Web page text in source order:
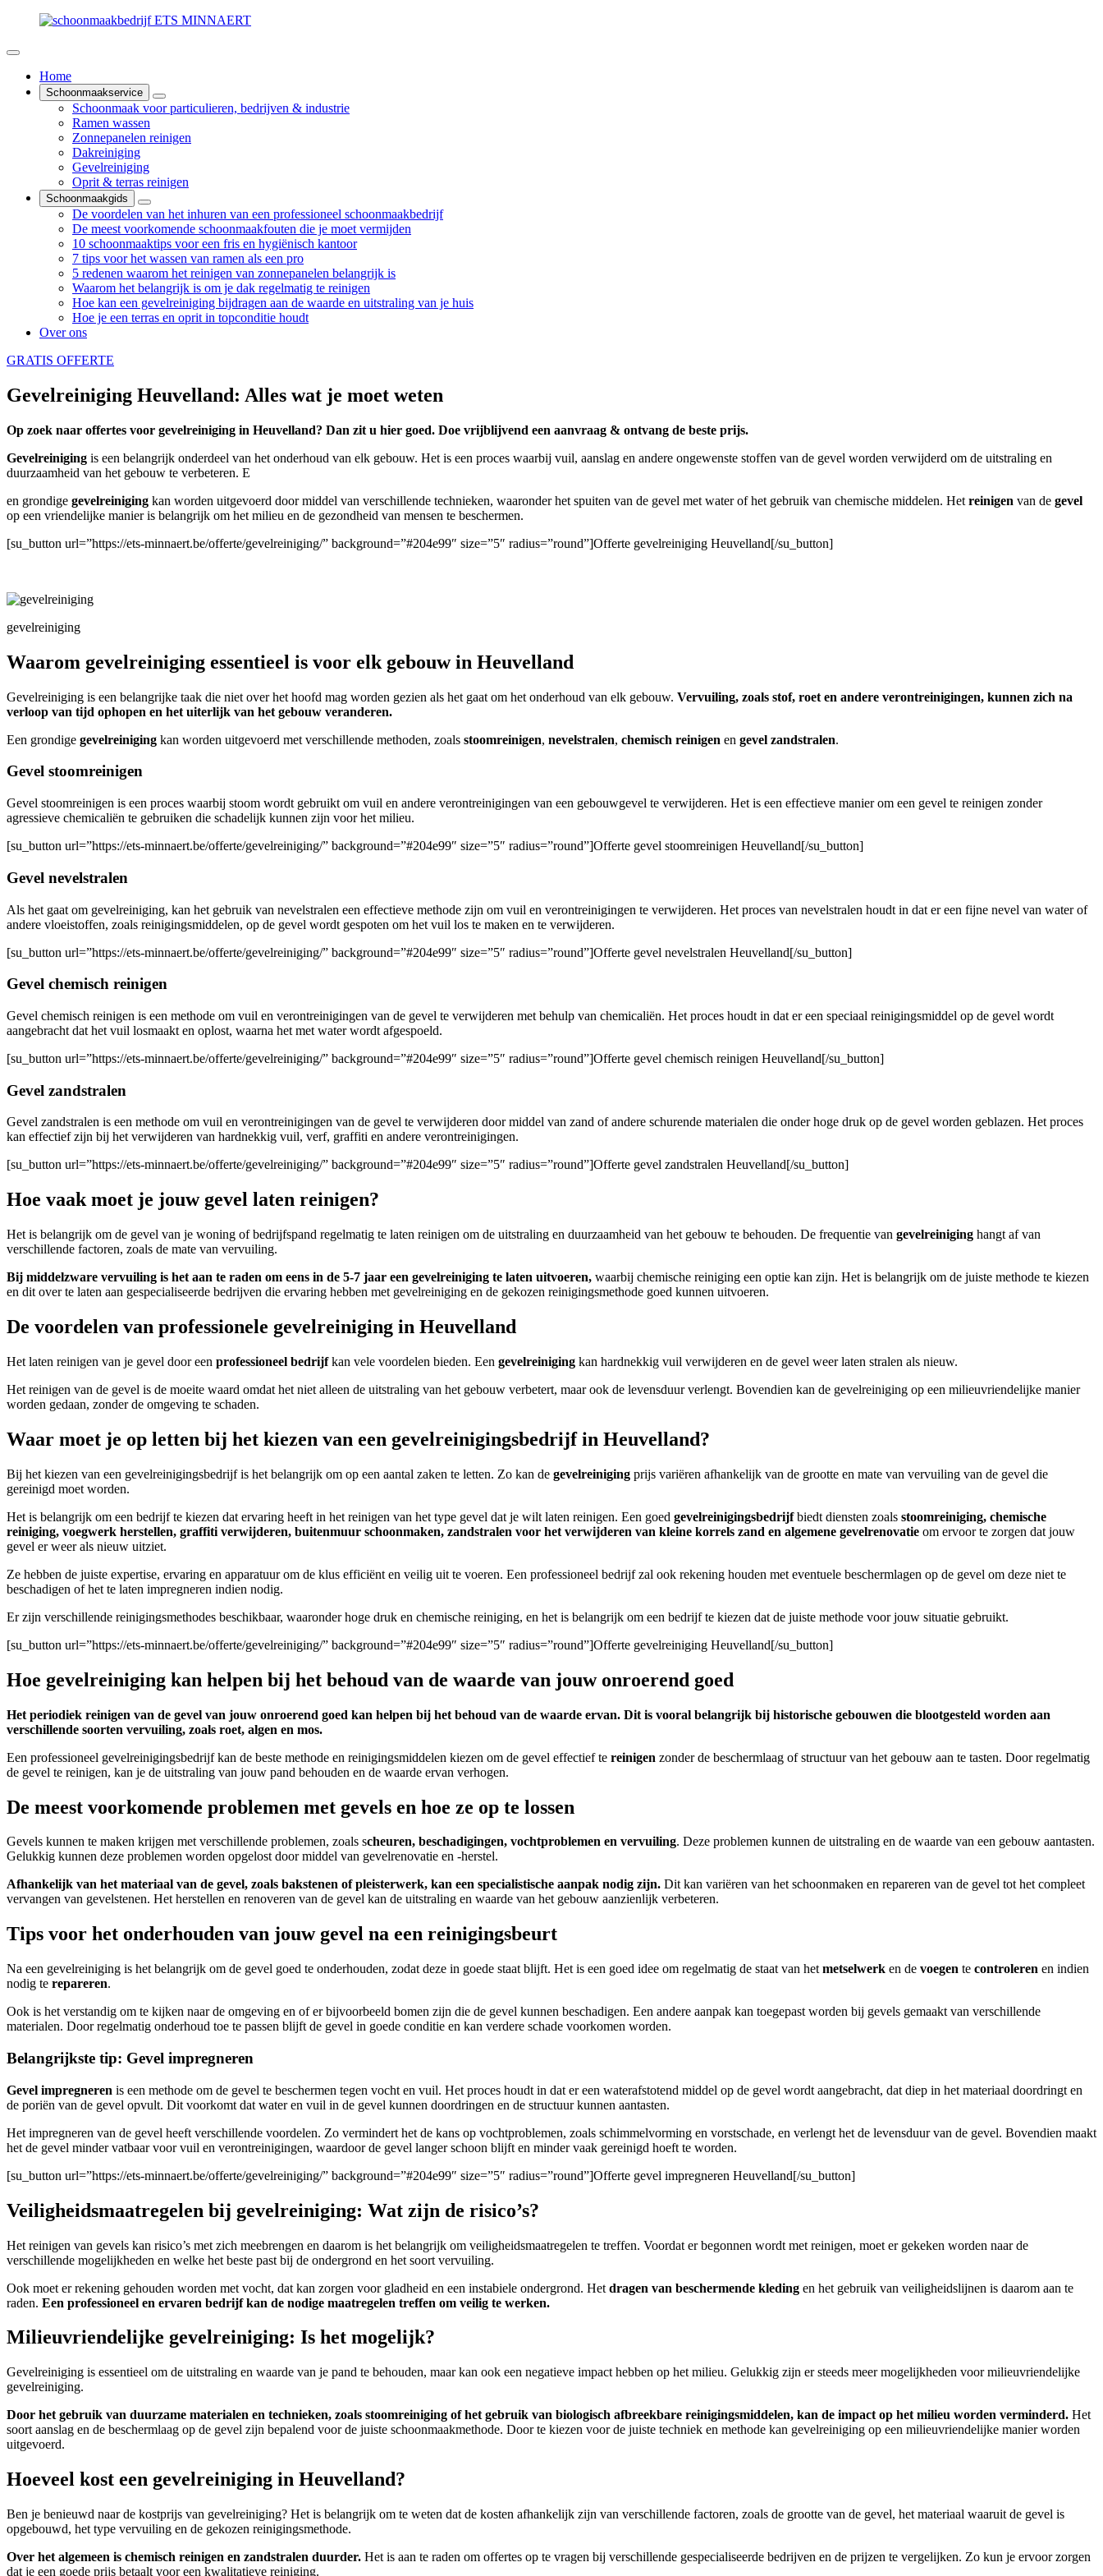
Home
Schoonmaakservice
Schoonmaak voor particulieren, bedrijven & industrie
Ramen wassen
Zonnepanelen reinigen
Dakreiniging
Gevelreiniging
Oprit & terras reinigen
Schoonmaakgids
De voordelen van het inhuren van een professioneel schoonmaakbedrijf
De meest voorkomende schoonmaakfouten die je moet vermijden
10 schoonmaaktips voor een fris en hygiënisch kantoor
7 tips voor het wassen van ramen als een pro
5 redenen waarom het reinigen van zonnepanelen belangrijk is
Waarom het belangrijk is om je dak regelmatig te reinigen
Hoe kan een gevelreiniging bijdragen aan de waarde en uitstraling van je huis
Hoe je een terras en oprit in topconditie houdt
Over ons
GRATIS OFFERTE
Gevelreiniging Heuvelland: Alles wat je moet weten
Op zoek naar offertes voor gevelreiniging in Heuvelland? Dan zit u hier goed. Doe vrijblijvend een aanvraag & ontvang de beste prijs.
Gevelreiniging is een belangrijk onderdeel van het onderhoud van elk gebouw. Het is een proces waarbij vuil, aanslag en andere ongewenste stoffen van de gevel worden verwijderd om de uitstraling en
duurzaamheid van het gebouw te verbeteren. E
en grondige gevelreiniging kan worden uitgevoerd door middel van verschillende technieken, waaronder het spuiten van de gevel met water of het gebruik van chemische middelen. Het reinigen van de gevel
op een vriendelijke manier is belangrijk om het milieu en de gezondheid van mensen te beschermen.
[su_button url=”https://ets-minnaert.be/offerte/gevelreiniging/” background=”#204e99″ size=”5″ radius=”round”]Offerte gevelreiniging Heuvelland[/su_button]
gevelreiniging
Waarom gevelreiniging essentieel is voor elk gebouw in Heuvelland
Gevelreiniging is een belangrijke taak die niet over het hoofd mag worden gezien als het gaat om het onderhoud van elk gebouw. Vervuiling, zoals stof, roet en andere verontreinigingen, kunnen zich na
verloop van tijd ophopen en het uiterlijk van het gebouw veranderen.
Een grondige gevelreiniging kan worden uitgevoerd met verschillende methoden, zoals stoomreinigen, nevelstralen, chemisch reinigen en gevel zandstralen.
Gevel stoomreinigen
Gevel stoomreinigen is een proces waarbij stoom wordt gebruikt om vuil en andere verontreinigingen van een gebouwgevel te verwijderen. Het is een effectieve manier om een ​​gevel te reinigen zonder
agressieve chemicaliën te gebruiken die schadelijk kunnen zijn voor het milieu.
[su_button url=”https://ets-minnaert.be/offerte/gevelreiniging/” background=”#204e99″ size=”5″ radius=”round”]Offerte gevel stoomreinigen Heuvelland[/su_button]
Gevel nevelstralen
Als het gaat om gevelreiniging, kan het gebruik van nevelstralen een effectieve methode zijn om vuil en verontreinigingen te verwijderen. Het proces van nevelstralen houdt in dat er een fijne nevel van water of
andere vloeistoffen, zoals reinigingsmiddelen, op de gevel wordt gespoten om het vuil los te maken en te verwijderen.
[su_button url=”https://ets-minnaert.be/offerte/gevelreiniging/” background=”#204e99″ size=”5″ radius=”round”]Offerte gevel nevelstralen Heuvelland[/su_button]
Gevel chemisch reinigen
Gevel chemisch reinigen is een methode om vuil en verontreinigingen van de gevel te verwijderen met behulp van chemicaliën. Het proces houdt in dat er een speciaal reinigingsmiddel op de gevel wordt
aangebracht dat het vuil losmaakt en oplost, waarna het met water wordt afgespoeld.
[su_button url=”https://ets-minnaert.be/offerte/gevelreiniging/” background=”#204e99″ size=”5″ radius=”round”]Offerte gevel chemisch reinigen Heuvelland[/su_button]
Gevel zandstralen
Gevel zandstralen is een methode om vuil en verontreinigingen van de gevel te verwijderen door middel van zand of andere schurende materialen die onder hoge druk op de gevel worden geblazen. Het proces
kan effectief zijn bij het verwijderen van hardnekkig vuil, verf, graffiti en andere verontreinigingen.
[su_button url=”https://ets-minnaert.be/offerte/gevelreiniging/” background=”#204e99″ size=”5″ radius=”round”]Offerte gevel zandstralen Heuvelland[/su_button]
Hoe vaak moet je jouw gevel laten reinigen?
Het is belangrijk om de gevel van je woning of bedrijfspand regelmatig te laten reinigen om de uitstraling en duurzaamheid van het gebouw te behouden. De frequentie van gevelreiniging hangt af van
verschillende factoren, zoals de mate van vervuiling.
Bij middelzware vervuiling is het aan te raden om eens in de 5-7 jaar een gevelreiniging te laten uitvoeren, waarbij chemische reiniging een optie kan zijn. Het is belangrijk om de juiste methode te kiezen
en dit over te laten aan gespecialiseerde bedrijven die ervaring hebben met gevelreiniging en de gekozen reinigingsmethode goed kunnen uitvoeren.
De voordelen van professionele gevelreiniging in Heuvelland
Het laten reinigen van je gevel door een professioneel bedrijfkan vele voordelen bieden. Een gevelreiniging kan hardnekkig vuil verwijderen en de gevel weer laten stralen als nieuw.
Het reinigen van de gevel is de moeite waard omdat het niet alleen de uitstraling van het gebouw verbetert, maar ook de levensduur verlengt. Bovendien kan de gevelreiniging op een milieuvriendelijke manier
worden gedaan, zonder de omgeving te schaden.
Waar moet je op letten bij het kiezen van een gevelreinigingsbedrijf in Heuvelland?
Bij het kiezen van een gevelreinigingsbedrijf is het belangrijk om op een aantal zaken te letten. Zo kan de gevelreiniging prijs variëren afhankelijk van de grootte en mate van vervuiling van de gevel die
gereinigd moet worden.
Het is belangrijk om een bedrijf te kiezen dat ervaring heeft in het reinigen van het type gevel dat je wilt laten reinigen. Een goed gevelreinigingsbedrijfbiedt diensten zoals stoomreiniging, chemische
reiniging, voegwerk herstellen, graffiti verwijderen, buitenmuur schoonmaken, zandstralen voor het verwijderen van kleine korrels zand en algemene gevelrenovatie om ervoor te zorgen dat jouw
gevel er weer als nieuw uitziet.
Ze hebben de juiste expertise, ervaring en apparatuur om de klus efficiënt en veilig uit te voeren. Een professioneel bedrijf zal ook rekening houden met eventuele beschermlagen op de gevel om deze niet te
beschadigen of het te laten impregneren indien nodig.
Er zijn verschillende reinigingsmethodes beschikbaar, waaronder hoge druk en chemische reiniging, en het is belangrijk om een bedrijf te kiezen dat de juiste methode voor jouw situatie gebruikt.
[su_button url=”https://ets-minnaert.be/offerte/gevelreiniging/” background=”#204e99″ size=”5″ radius=”round”]Offerte gevelreiniging Heuvelland[/su_button]
Hoe gevelreiniging kan helpen bij het behoud van de waarde van jouw onroerend goed
Het periodiek reinigen van de gevel van jouw onroerend goed kan helpen bij het behoud van de waarde ervan. Dit is vooral belangrijk bij historische gebouwen die blootgesteld worden aan
verschillende soorten vervuiling, zoals roet, algen en mos.
Een professioneel gevelreinigingsbedrijf kan de beste methode en reinigingsmiddelen kiezen om de gevel effectief te reinigen zonder de beschermlaag of structuur van het gebouw aan te tasten. Door regelmatig
de gevel te reinigen, kan je de uitstraling van jouw pand behouden en de waarde ervan verhogen.
De meest voorkomende problemen met gevels en hoe ze op te lossen
Gevels kunnen te maken krijgen met verschillende problemen, zoals scheuren, beschadigingen, vochtproblemen en vervuiling. Deze problemen kunnen de uitstraling en de waarde van een gebouw aantasten.
Gelukkig kunnen deze problemen worden opgelost door middel van gevelrenovatie en -herstel.
Afhankelijk van het materiaal van de gevel, zoals bakstenen of pleisterwerk, kan een specialistische aanpak nodig zijn. Dit kan variëren van het schoonmaken en repareren van de gevel tot het compleet
vervangen van gevelstenen. Het herstellen en renoveren van de gevel kan de uitstraling en waarde van het gebouw aanzienlijk verbeteren.
Tips voor het onderhouden van jouw gevel na een reinigingsbeurt
Na een gevelreiniging is het belangrijk om de gevel goed te onderhouden, zodat deze in goede staat blijft. Het is een goed idee om regelmatig de staat van het metselwerk en de voegen te controleren en indien
nodig te repareren.
Ook is het verstandig om te kijken naar de omgeving en of er bijvoorbeeld bomen zijn die de gevel kunnen beschadigen. Een andere aanpak kan toegepast worden bij gevels gemaakt van verschillende
materialen. Door regelmatig onderhoud toe te passen blijft de gevel in goede conditie en kan verdere schade voorkomen worden.
Belangrijkste tip: Gevel impregneren
Gevel impregneren is een methode om de gevel te beschermen tegen vocht en vuil. Het proces houdt in dat er een waterafstotend middel op de gevel wordt aangebracht, dat diep in het materiaal doordringt en
de poriën van de gevel opvult. Dit voorkomt dat water en vuil in de gevel kunnen doordringen en de structuur kunnen aantasten.
Het impregneren van de gevel heeft verschillende voordelen. Zo vermindert het de kans op vochtproblemen, zoals schimmelvorming en vorstschade, en verlengt het de levensduur van de gevel. Bovendien maakt
het de gevel minder vatbaar voor vuil en verontreinigingen, waardoor de gevel langer schoon blijft en minder vaak gereinigd hoeft te worden.
[su_button url=”https://ets-minnaert.be/offerte/gevelreiniging/” background=”#204e99″ size=”5″ radius=”round”]Offerte gevel impregneren Heuvelland[/su_button]
Veiligheidsmaatregelen bij gevelreiniging: Wat zijn de risico’s?
Het reinigen van gevels kan risico’s met zich meebrengen en daarom is het belangrijk om veiligheidsmaatregelen te treffen. Voordat er begonnen wordt met reinigen, moet er gekeken worden naar de
verschillende mogelijkheden en welke het beste past bij de ondergrond en het soort vervuiling.
Ook moet er rekening gehouden worden met vocht, dat kan zorgen voor gladheid en een instabiele ondergrond. Het dragen van beschermende kleding en het gebruik van veiligheidslijnen is daarom aan te
raden. Een professioneel en ervaren bedrijf kan de nodige maatregelen treffen om veilig te werken.
Milieuvriendelijke gevelreiniging: Is het mogelijk?
Gevelreiniging is essentieel om de uitstraling en waarde van je pand te behouden, maar kan ook een negatieve impact hebben op het milieu. Gelukkig zijn er steeds meer mogelijkheden voor milieuvriendelijke
gevelreiniging.
Door het gebruik van duurzame materialen en technieken, zoals stoomreiniging of het gebruik van biologisch afbreekbare reinigingsmiddelen, kan de impact op het milieu worden verminderd. Het
soort aanslag en de beschermlaag op de gevel zijn bepalend voor de juiste schoonmaakmethode. Door te kiezen voor de juiste techniek en methode kan gevelreiniging op een milieuvriendelijke manier worden
uitgevoerd.
Hoeveel kost een gevelreiniging in Heuvelland?
Ben je benieuwd naar de kostprijs van gevelreiniging? Het is belangrijk om te weten dat de kosten afhankelijk zijn van verschillende factoren, zoals de grootte van de gevel, het materiaal waaruit de gevel is
opgebouwd, het type vervuiling en de gekozen reinigingsmethode.
Over het algemeen is chemisch reinigen en zandstralen duurder. Het is aan te raden om offertes op te vragen bij verschillende gespecialiseerde bedrijven en de prijzen te vergelijken. Zo kun je ervoor zorgen
dat je een goede prijs betaalt voor een kwalitatieve reiniging.